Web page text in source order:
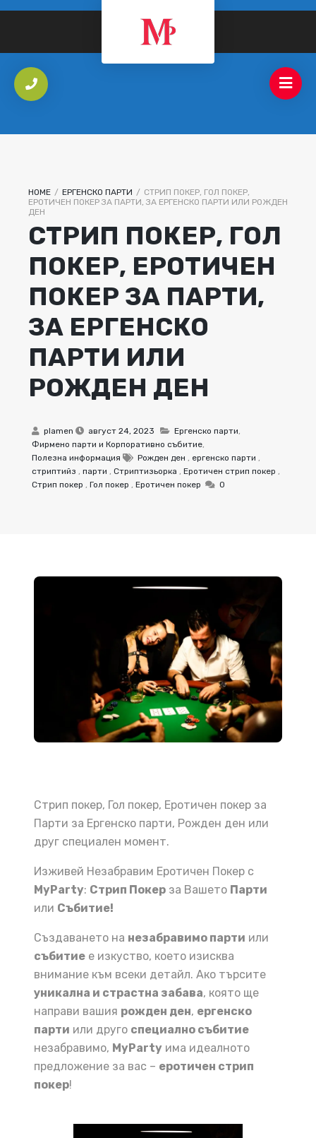
HOME / ЕРГЕНСКО ПАРТИ / СТРИП ПОКЕР, ГОЛ ПОКЕР,
ЕРОТИЧЕН ПОКЕР ЗА ПАРТИ, ЗА ЕРГЕНСКО ПАРТИ ИЛИ РОЖДЕН
ДЕН
СТРИП ПОКЕР, ГОЛ
ПОКЕР, ЕРОТИЧЕН
ПОКЕР ЗА ПАРТИ,
ЗА ЕРГЕНСКО
ПАРТИ ИЛИ
РОЖДЕН ДЕН
plamen август 24, 2023 Ергенско парти,
Фирмено парти и Корпоративно събитие,
Полезна информация
Рожден ден , ергенско парти ,
стриптийз , парти , Стриптизьорка , Еротичен стрип покер ,
Стрип покер , Гол покер , Еротичен покер 0
Стрип покер, Гол покер, Еротичен покер за
Парти за Ергенско парти, Рожден ден или
друг специален момент.
Изживей Незабравим Еротичен Покер с
MyParty: Стрип Покер за Вашето Парти
или Събитие!
Създаването на незабравимо парти или
събитие е изкуство, което изисква
внимание към всеки детайл. Ако търсите
уникална и страстна забава, която ще
направи вашия рожден ден, ергенско
парти или друго специално събитие
незабравимо, MyParty има идеалното
предложение за вас – еротичен стрип
покер!